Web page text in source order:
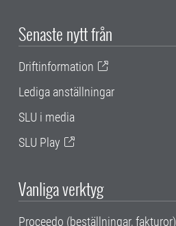
Senaste nytt från
Driftinformation
Lediga anställningar
SLU i media
SLU Play
Vanliga verktyg
Proceedo (beställningar, fakturor)